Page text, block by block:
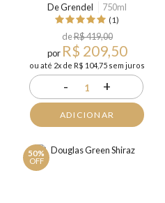
De Grendel
750ml
(1)
deR$ 419,00
por R$ 209,50
ou até 2x de R$ 104,75 sem juros
- 1 +
ADICIONAR
50%
OFF